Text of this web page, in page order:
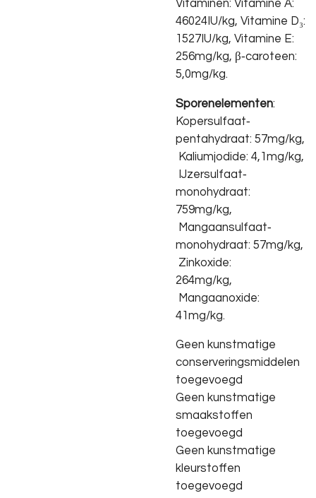
Vitaminen: Vitamine A:
46024IU/kg, Vitamine D₃:
1527IU/kg, Vitamine E:
256mg/kg, β‐caroteen:
5,0mg/kg.
Sporenelementen:
Kopersulfaat‐
pentahydraat: 57mg/kg,
Kaliumjodide: 4,1mg/kg,
IJzersulfaat‐
monohydraat:
759mg/kg,
Mangaansulfaat‐
monohydraat: 57mg/kg,
Zinkoxide:
264mg/kg,
Mangaanoxide:
41mg/kg.
Geen kunstmatige
conserveringsmiddelen
toegevoegd
Geen kunstmatige
smaakstoffen
toegevoegd
Geen kunstmatige
kleurstoffen
toegevoegd